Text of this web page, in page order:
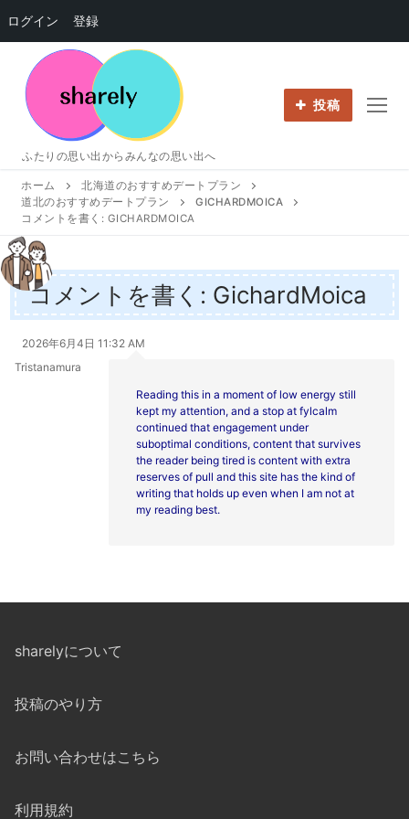
ログイン 登録
ッ
プ
ふたりの思い出からみんなの思い出へ
投稿
ホーム
北海道のおすすめデートプラン
道北のおすすめデートプラン
GICHARDMOICA
コメントを書く: GICHARDMOICA
コメントを書く: GichardMoica
2026年6月4日 11:32 AM
Tristanamura
Reading this in a moment of low energy still
kept my attention, and a stop atfylcalm
continued that engagement under
suboptimal conditions, content that survives
the reader being tired is content with extra
reserves of pull and this site has the kind of
writing that holds up even when I am not at
my reading best.
sharelyについて
投稿のやり方
お問い合わせはこちら
利用規約